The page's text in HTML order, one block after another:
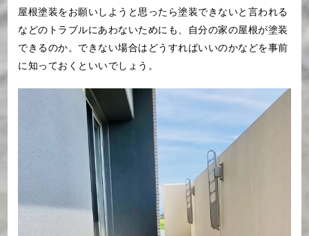
屋根塗装をお願いしようと思ったら塗装できないと言われる
などのトラブルにあわないためにも、自分の家の屋根が塗装
できるのか。できない場合はどうすればいいのかなどを事前
に知っておくといいでしょう。